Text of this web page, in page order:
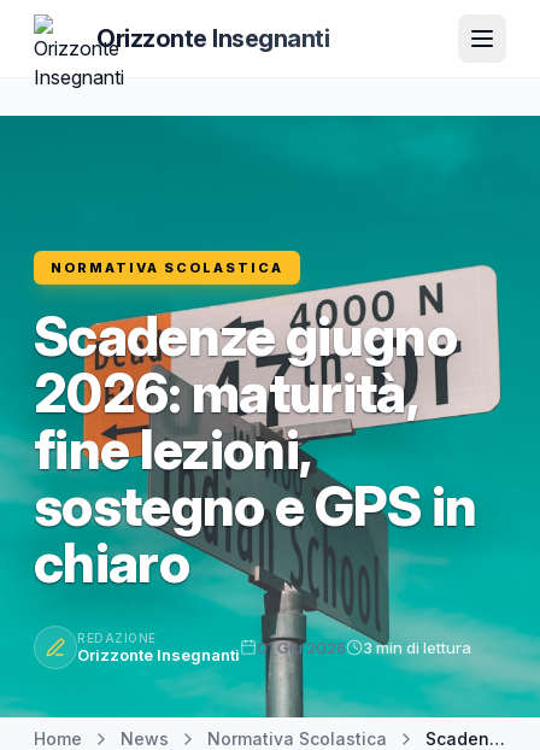
Orizzonte Insegnanti
NORMATIVA SCOLASTICA
Scadenze giugno
2026: maturità,
fine lezioni,
sostegno e GPS in
chiaro
REDAZIONE
Orizzonte Insegnanti 01 Giu 2026 3 min di lettura
Home News Normativa Scolastica Scadenze giugno 2026: maturità, fine lezioni, sostegno e GPS in chiaro